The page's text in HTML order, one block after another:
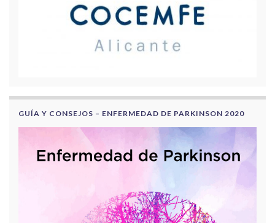
GUÍA Y CONSEJOS – ENFERMEDAD DE PARKINSON 2020